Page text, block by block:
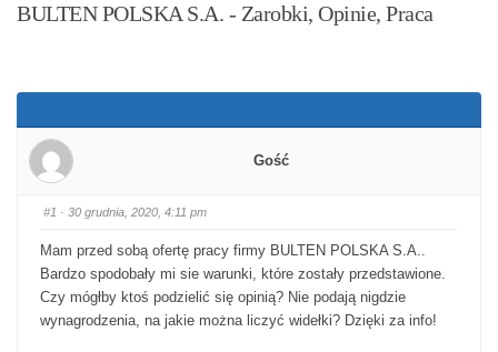
BULTEN POLSKA S.A. - Zarobki, Opinie, Praca
Gość
#1 · 30 grudnia, 2020, 4:11 pm
Mam przed sobą ofertę pracy firmy BULTEN POLSKA S.A..
Bardzo spodobały mi sie warunki, które zostały przedstawione.
Czy mógłby ktoś podzielić się opinią? Nie podają nigdzie
wynagrodzenia, na jakie można liczyć widełki? Dzięki za info!